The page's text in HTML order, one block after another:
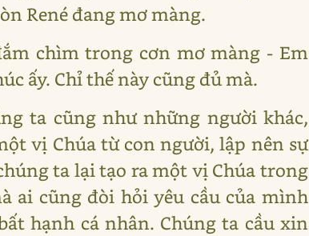
René đang mơ màng.
chìm trong cơn mơ màng - Em
ấy. Chỉ thế này cũng đủ mà.
ta cũng như những người khác,
vị Chúa từ con người, lập nên sự
ta lại tạo ra một vị Chúa trong
ai cũng đòi hỏi yêu cầu của mình
hạnh cá nhân. Chúng ta cầu xin